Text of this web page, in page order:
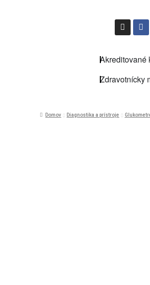
Akreditované
Zdravotnícky
Domov Diagnostika a prístroje